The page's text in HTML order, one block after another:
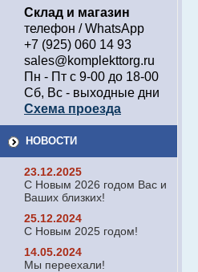
Склад и магазин
телефон / WhatsApp
+7 (925) 060 14 93
sales@komplekttorg.ru
Пн - Пт с 9-00 до 18-00
Сб, Вс - выходные дни
Схема проезда
НОВОСТИ
23.12.2025
С Новым 2026 годом Вас и
Ваших близких!
25.12.2024
С Новым 2025 годом!
14.05.2024
Мы переехали!